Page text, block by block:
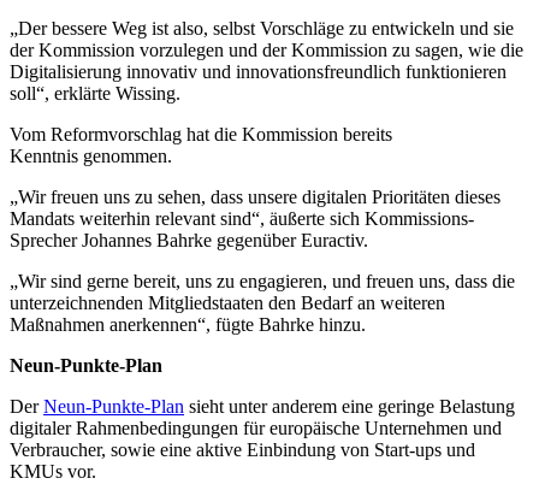
„Der bessere Weg ist also, selbst Vorschläge zu entwickeln und sie
der Kommission vorzulegen und der Kommission zu sagen, wie die
Digitalisierung innovativ und innovationsfreundlich funktionieren
soll“, erklärte Wissing.
Vom Reformvorschlag hat die Kommission bereits
Kenntnis genommen.
„Wir freuen uns zu sehen, dass unsere digitalen Prioritäten dieses
Mandats weiterhin relevant sind“, äußerte sich Kommissions-
Sprecher Johannes Bahrke gegenüber Euractiv.
„Wir sind gerne bereit, uns zu engagieren, und freuen uns, dass die
unterzeichnenden Mitgliedstaaten den Bedarf an weiteren
Maßnahmen anerkennen“, fügte Bahrke hinzu.
Neun-Punkte-Plan
DerNeun-Punkte-Plan sieht unter anderem eine geringe Belastung
digitaler Rahmenbedingungen für europäische Unternehmen und
Verbraucher, sowie eine aktive Einbindung von Start-ups und
KMUs vor.